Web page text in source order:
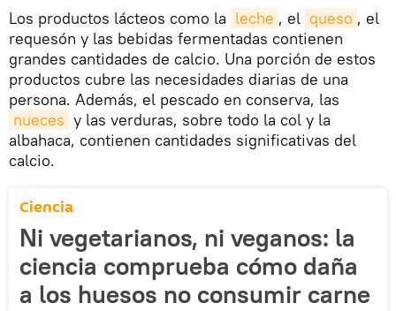
Los productos lácteos como la leche , el queso , el
requesón y las bebidas fermentadas contienen
grandes cantidades de calcio. Una porción de estos
productos cubre las necesidades diarias de una
persona. Además, el pescado en conserva, las
nueces y las verduras, sobre todo la col y la
albahaca, contienen cantidades significativas del
calcio.
Ciencia
Ni vegetarianos, ni veganos: la
ciencia comprueba cómo daña
a los huesos no consumir carne